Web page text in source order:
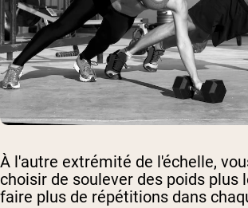
À l'autre extrémité de l'échelle,
choisir de soulever des poids plus
faire plus de répétitions dans